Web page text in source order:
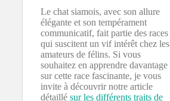
Le chat siamois, avec son allure
élégante et son tempérament
communicatif, fait partie des races
qui suscitent un vif intérêt chez les
amateurs de félins. Si vous
souhaitez en apprendre davantage
sur cette race fascinante, je vous
invite à découvrir notre article
détaillé sur les différents traits de